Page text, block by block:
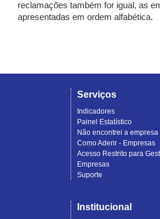
reclamações também for igual, as
apresentadas em ordem alfabética.
Serviços
Indicadores
Painel Estatístico
Não encontrei a empresa
Como Aderir - Empresas
Acesso Restrito para
Empresas
Suporte
Institucional